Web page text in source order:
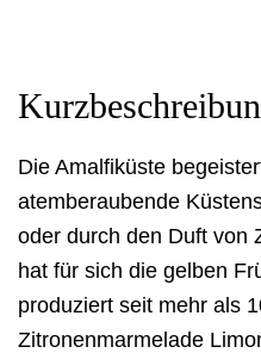
Die Amalfiküste
atemberaubende
oder durch den Duft von
hat für sich die gelben
produziert seit mehr als
Zitronenmarmelade